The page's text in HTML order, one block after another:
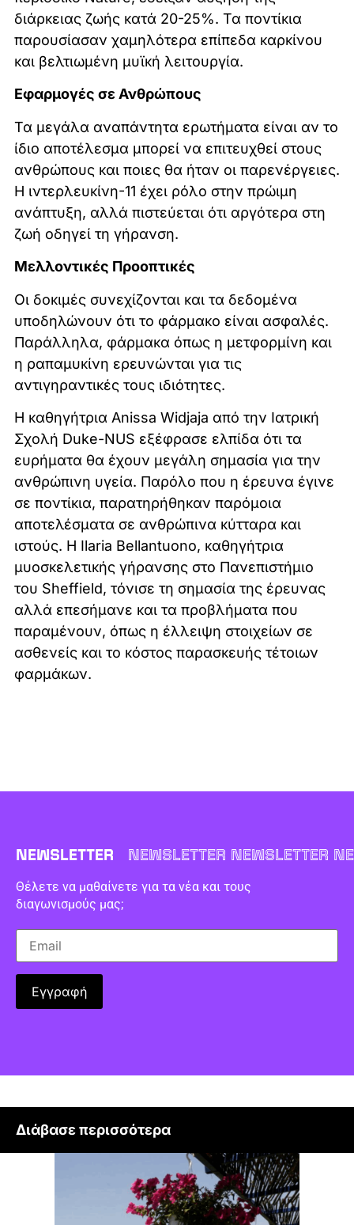
διάρκειας ζωής κατά 20-25%. Τα ποντίκια
παρουσίασαν χαμηλότερα επίπεδα καρκίνου
και βελτιωμένη μυϊκή λειτουργία.
Εφαρμογές σε Ανθρώπους
Τα μεγάλα αναπάντητα ερωτήματα είναι αν το
ίδιο αποτέλεσμα μπορεί να επιτευχθεί στους
ανθρώπους και ποιες θα ήταν οι παρενέργειες.
Η ιντερλευκίνη-11 έχει ρόλο στην πρώιμη
ανάπτυξη, αλλά πιστεύεται ότι αργότερα στη
ζωή οδηγεί τη γήρανση.
Μελλοντικές Προοπτικές
Οι δοκιμές συνεχίζονται και τα δεδομένα
υποδηλώνουν ότι το φάρμακο είναι ασφαλές.
Παράλληλα, φάρμακα όπως η μετφορμίνη και
η ραπαμυκίνη ερευνώνται για τις
αντιγηραντικές τους ιδιότητες.
Η καθηγήτρια Anissa Widjaja από την Ιατρική
Σχολή Duke-NUS εξέφρασε ελπίδα ότι τα
ευρήματα θα έχουν μεγάλη σημασία για την
ανθρώπινη υγεία. Παρόλο που η έρευνα έγινε
σε ποντίκια, παρατηρήθηκαν παρόμοια
αποτελέσματα σε ανθρώπινα κύτταρα και
ιστούς. Η Ilaria Bellantuono, καθηγήτρια
μυοσκελετικής γήρανσης στο Πανεπιστήμιο
του Sheffield, τόνισε τη σημασία της έρευνας
αλλά επεσήμανε και τα προβλήματα που
παραμένουν, όπως η έλλειψη στοιχείων σε
ασθενείς και το κόστος παρασκευής τέτοιων
φαρμάκων.
NEWSLETTER NEWSLETTER NEWSLETTER
Θέλετε να μαθαίνετε για τα νέα και τους
διαγωνισμούς μας;
Διάβασε περισσότερα